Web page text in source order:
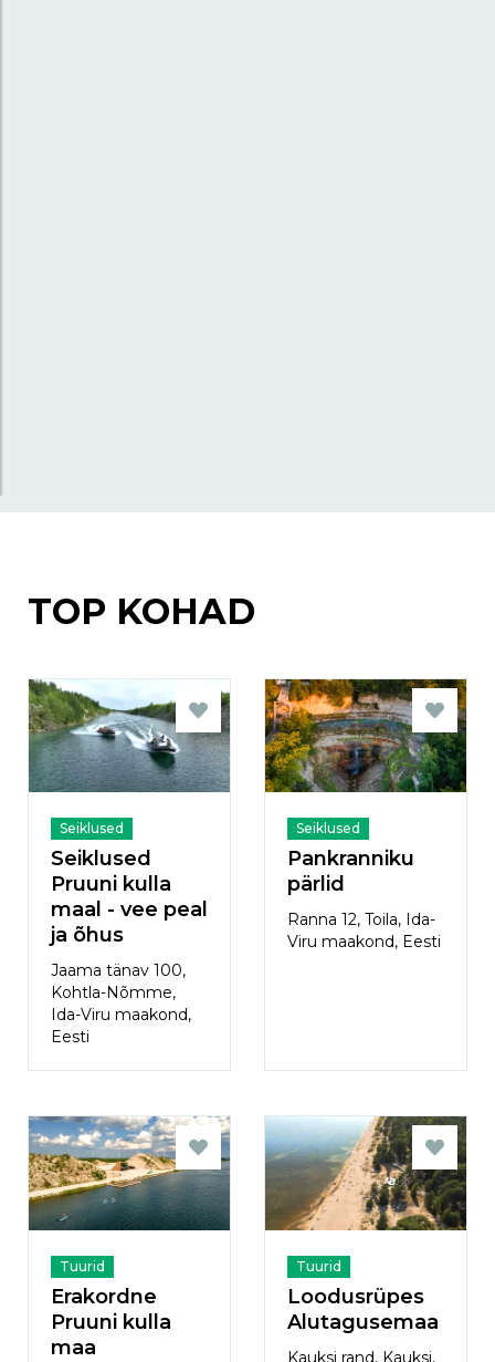
TOP KOHAD
Seiklused
Seiklused
Pruuni kulla
maal - vee peal
ja õhus
Jaama tänav 100,
Kohtla-Nõmme,
Ida-Viru maakond,
Eesti
Seiklused
Pankranniku
pärlid
Ranna 12, Toila, Ida-
Viru maakond, Eesti
Tuurid
Erakordne
Pruuni kulla
maa
Tuurid
Loodusrüpes
Alutagusemaa
Kauksi rand, Kauksi,